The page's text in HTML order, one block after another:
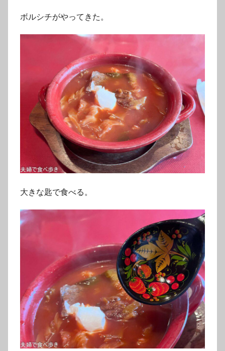
ボルシチがやってきた。
大きな匙で食べる。